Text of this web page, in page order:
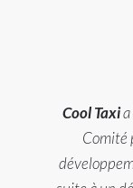
Cool Taxia
Comité